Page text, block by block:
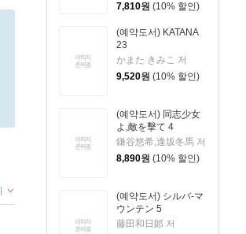
7,810원 (10% 할인)
(예약도서) KATANA
23
かまた きみこ 저
9,520원 (10% 할인)
(예약도서) 同志少女
よ,敵を擊て 4
鎌谷悠希,逢坂冬馬 저
8,890원 (10% 할인)
(예약도서) シルバ-マ
ウンテン 5
藤田和日郞 저